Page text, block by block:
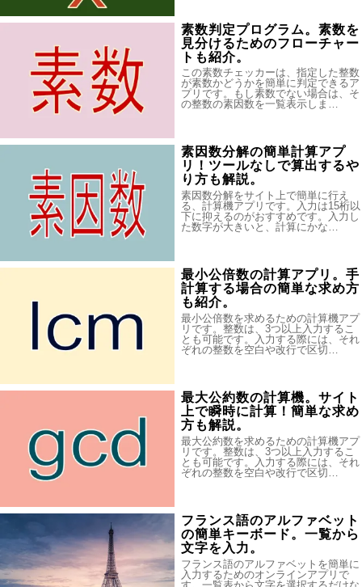
素数判定プログラム。素数を
見分けるためのフローチャー
トも紹介。
この素数チェッカーは、指定した整数
が素数かどうかを簡単に判定できるア
プリです。もし素数でない場合は、そ
の整数の素因数を一覧表示しま…
素因数分解の簡単計算アプ
リ！ツールなしで算出するや
り方も解説。
素因数分解をサイト上で簡単に行え
る、計算機アプリです。入力は15桁以
下に抑えるのがおすすめです。入力し
た数字が大きいと、計算にかな…
最小公倍数の計算アプリ。手
計算する場合の簡単な求め方
も紹介。
最小公倍数を求めるための計算機アプ
リです。整数は、3つ以上入力するこ
とも可能です。入力する際には、それ
ぞれの整数を空白や改行で区切…
最大公約数の計算機。サイト
上で瞬時に計算！簡単な求め
方も解説。
最大公約数を求めるための計算機アプ
リです。整数は、3つ以上入力するこ
とも可能です。入力する際には、それ
ぞれの整数を空白や改行で区切…
フランス語のアルファベット
の簡単キーボード。一覧から
文字を入力。
フランス語のアルファベットを簡単に
入力するためのオンラインアプリで